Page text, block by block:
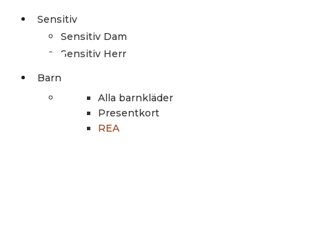
Sensitiv
Sensitiv Dam
Sensitiv Herr
Barn
Alla barnkläder
Presentkort
REA